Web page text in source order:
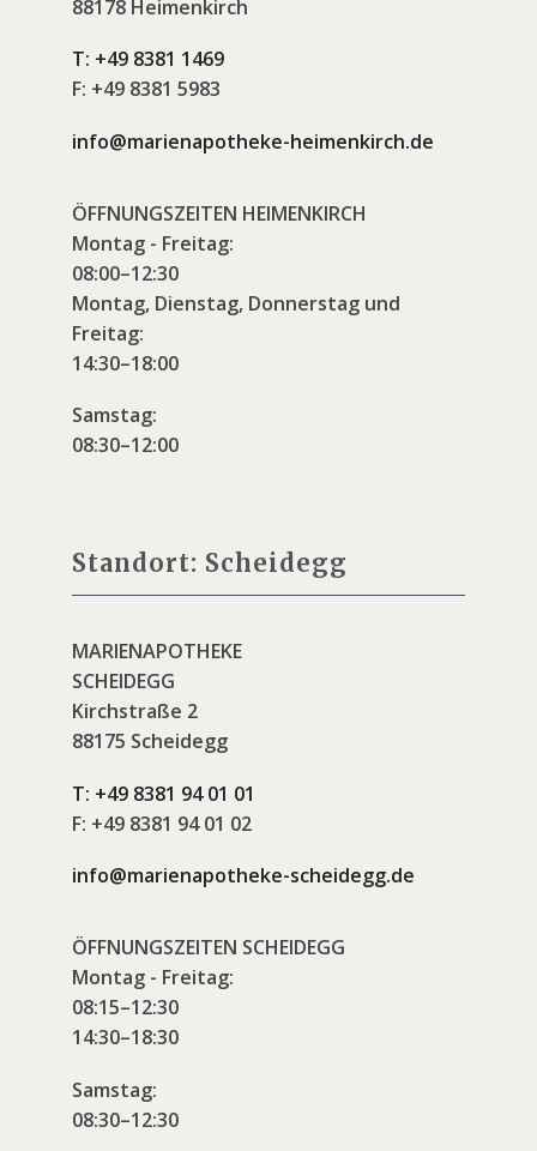
88178 Heimenkirch
T: +49 8381 1469
F: +49 8381 5983
info@marienapotheke-heimenkirch.de
ÖFFNUNGSZEITEN HEIMENKIRCH
Montag - Freitag:
08:00–12:30
Montag, Dienstag, Donnerstag und
Freitag:
14:30–18:00
Samstag:
08:30–12:00
Standort: Scheidegg
MARIENAPOTHEKE
SCHEIDEGG
Kirchstraße 2
88175 Scheidegg
T: +49 8381 94 01 01
F: +49 8381 94 01 02
info@marienapotheke-scheidegg.de
ÖFFNUNGSZEITEN SCHEIDEGG
Montag - Freitag:
08:15–12:30
14:30–18:30
Samstag:
08:30–12:30